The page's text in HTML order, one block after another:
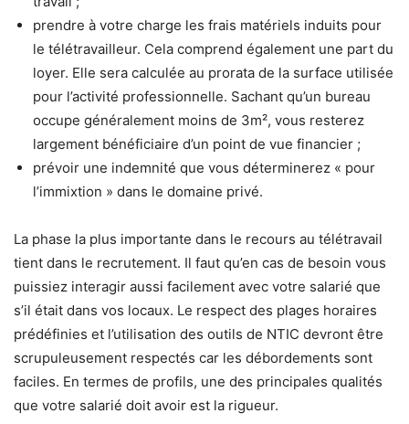
prendre à votre charge les frais matériels induits pour
le télétravailleur. Cela comprend également une part du
loyer. Elle sera calculée au prorata de la surface utilisée
pour l’activité professionnelle. Sachant qu’un bureau
occupe généralement moins de 3m², vous resterez
largement bénéficiaire d’un point de vue financier ;
prévoir une indemnité que vous déterminerez « pour
l’immixtion » dans le domaine privé.
La phase la plus importante dans le recours au télétravail
tient dans le recrutement. Il faut qu’en cas de besoin vous
puissiez interagir aussi facilement avec votre salarié que
s’il était dans vos locaux. Le respect des plages horaires
prédéfinies et l’utilisation des outils de NTIC devront être
scrupuleusement respectés car les débordements sont
faciles. En termes de profils, une des principales qualités
que votre salarié doit avoir est la rigueur.